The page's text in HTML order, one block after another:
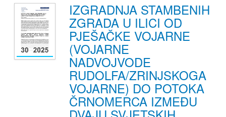
IZGRADNJA STAMBENIH
ZGRADA U ILICI OD
PJEŠAČKE VOJARNE
(VOJARNE
NADVOJVODE
RUDOLFA/ZRINJSKOGA
VOJARNE) DO POTOKA
ČRNOMERCA IZMEĐU